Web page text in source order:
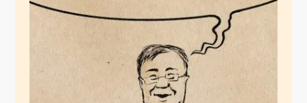
Klima? Erstmal Kohle